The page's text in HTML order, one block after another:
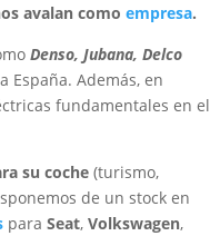
avalan comoempresa.
Denso, Jubana, Delco
España. Además, en
fundamentales en el
su coche (turismo,
de un stock en
paraSeat,Volkswagen,